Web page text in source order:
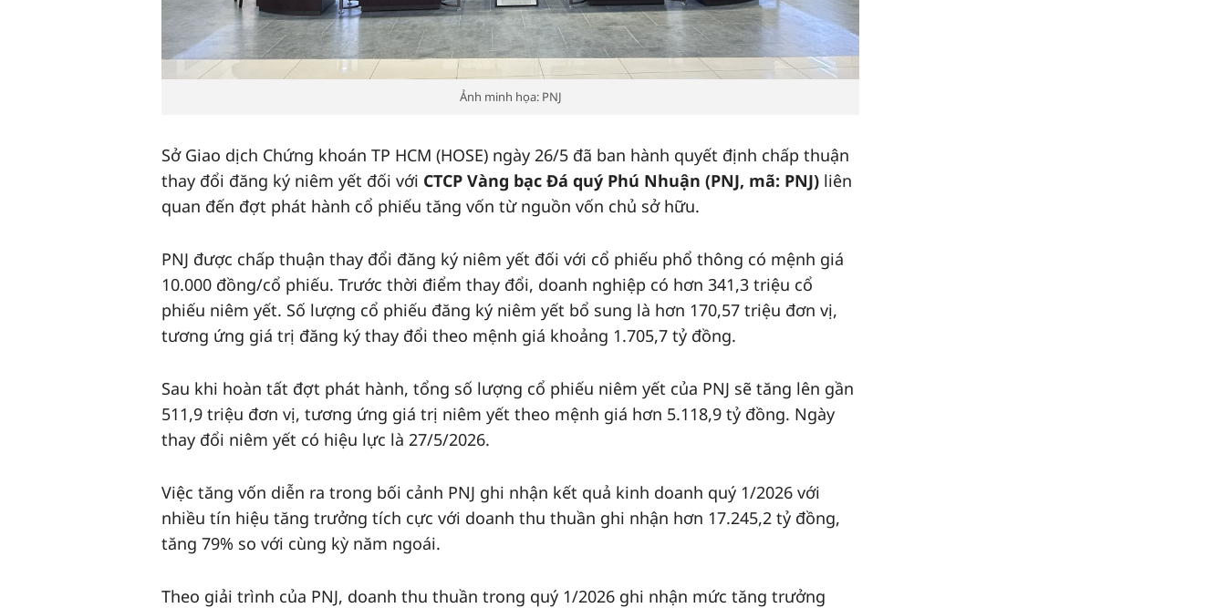
Ảnh minh họa: PNJ
Sở Giao dịch Chứng khoán TP HCM (HOSE) ngày 26/5 đã ban hành quyết định chấp thuận
thay đổi đăng ký niêm yết đối với CTCP Vàng bạc Đá quý Phú Nhuận (PNJ, mã: PNJ) liên
quan đến đợt phát hành cổ phiếu tăng vốn từ nguồn vốn chủ sở hữu.
PNJ được chấp thuận thay đổi đăng ký niêm yết đối với cổ phiếu phổ thông có mệnh giá
10.000 đồng/cổ phiếu. Trước thời điểm thay đổi, doanh nghiệp có hơn 341,3 triệu cổ
phiếu niêm yết. Số lượng cổ phiếu đăng ký niêm yết bổ sung là hơn 170,57 triệu đơn vị,
tương ứng giá trị đăng ký thay đổi theo mệnh giá khoảng 1.705,7 tỷ đồng.
Sau khi hoàn tất đợt phát hành, tổng số lượng cổ phiếu niêm yết của PNJ sẽ tăng lên gần
511,9 triệu đơn vị, tương ứng giá trị niêm yết theo mệnh giá hơn 5.118,9 tỷ đồng. Ngày
thay đổi niêm yết có hiệu lực là 27/5/2026.
Việc tăng vốn diễn ra trong bối cảnh PNJ ghi nhận kết quả kinh doanh quý 1/2026 với
nhiều tín hiệu tăng trưởng tích cực với doanh thu thuần ghi nhận hơn 17.245,2 tỷ đồng,
tăng 79% so với cùng kỳ năm ngoái.
Theo giải trình của PNJ, doanh thu thuần trong quý 1/2026 ghi nhận mức tăng trưởng